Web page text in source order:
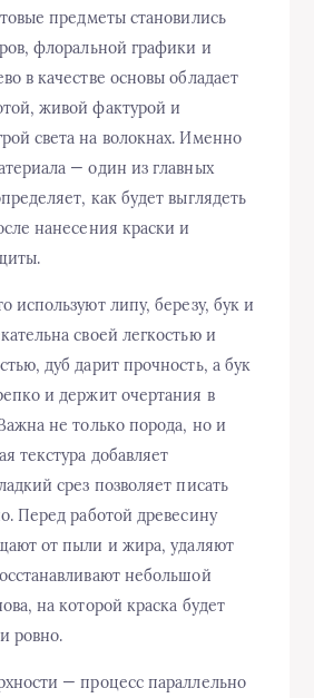
предметы становились
флоральной графики и
в качестве основы обладает
живой фактурой и
света на волокнах. Именно
— один из главных
как будет выглядеть
нанесения краски и
используют липу, березу, бук и
своей легкостью и
дуб дарит прочность, а бук
и держит очертания в
не только порода, но и
текстура добавляет
срез позволяет писать
Перед работой древесину
от пыли и жира, удаляют
небольшой
на которой краска будет
ровно.
— процесс параллельно